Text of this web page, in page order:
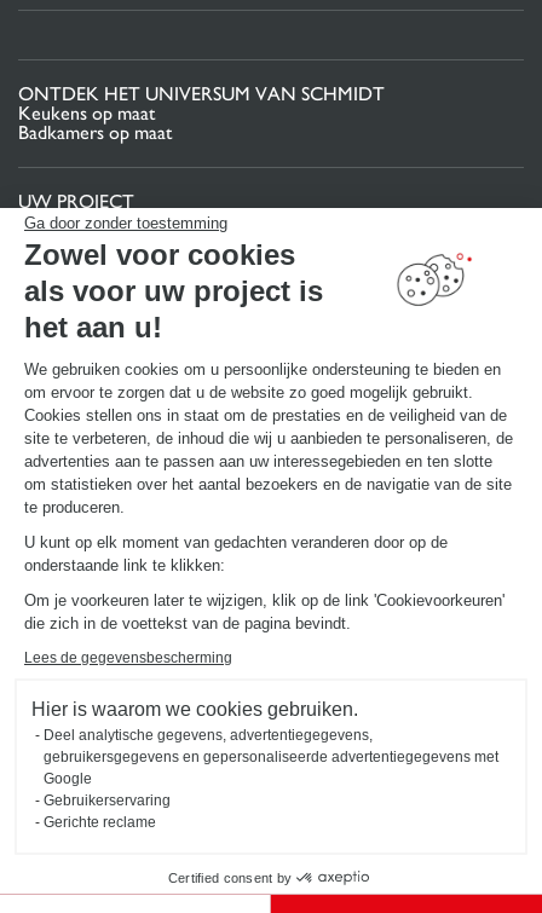
Ga door zonder toestemming
Zowel voor cookies
als voor uw project is
het aan u!
We gebruiken cookies om u persoonlijke ondersteuning te bieden en
om ervoor te zorgen dat u de website zo goed mogelijk gebruikt.
Cookies stellen ons in staat om de prestaties en de veiligheid van de
site te verbeteren, de inhoud die wij u aanbieden te personaliseren, de
advertenties aan te passen aan uw interessegebieden en ten slotte
om statistieken over het aantal bezoekers en de navigatie van de site
te produceren.
U kunt op elk moment van gedachten veranderen door op de
onderstaande link te klikken:
Om je voorkeuren later te wijzigen, klik op de link 'Cookievoorkeuren'
die zich in de voettekst van de pagina bevindt.
Lees de gegevensbescherming
Hier is waarom we cookies gebruiken.
Deel analytische gegevens, advertentiegegevens,
gebruikersgegevens en gepersonaliseerde advertentiegegevens met
Google
Gebruikerservaring
Gerichte reclame
Certified consent by
ONTDEK HET UNIVERSUM VAN SCHMIDT
Keukens op maat
Badkamers op maat
UW PROJECT
Projectgebied
Uw 3D-keukenconfigurator
Contact
Vind uw Winkel
MAAK EEN AFSPRAAK
NUTTIGE LINKS
Gids en vergelijking
Download onze catalogus
OVER
Schmidt in de wereld
Onze adviescentra in Nederland
2026 © SCHMIDT Groupe
Wettelijke vermeldingen
Cookiebeheer
Privacybeleid